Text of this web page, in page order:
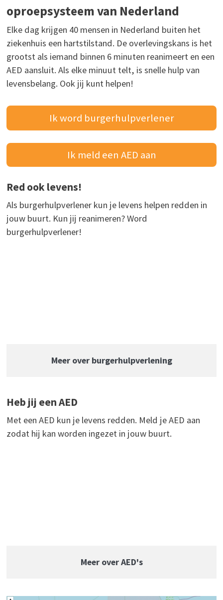
oproepsysteem van Nederland
Elke dag krijgen 40 mensen in Nederland buiten het
ziekenhuis een hartstilstand. De overlevingskans is het
grootst als iemand binnen 6 minuten reanimeert en een
AED aansluit. Als elke minuut telt, is snelle hulp van
levensbelang. Ook jij kunt helpen!
Ik word burgerhulpverlener
Ik meld een AED aan
Red ook levens!
Als burgerhulpverlener kun je levens helpen redden in
jouw buurt. Kun jij reanimeren? Word
burgerhulpverlener!
Meer over burgerhulpverlening
Heb jij een AED
Met een AED kun je levens redden. Meld je AED aan
zodat hij kan worden ingezet in jouw buurt.
Meer over AED's